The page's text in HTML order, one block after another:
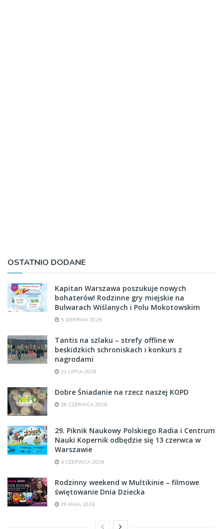
OSTATNIO DODANE
Kapitan Warszawa poszukuje nowych
bohaterów! Rodzinne gry miejskie na
Bulwarach Wiślanych i Polu Mokotowskim
5 SIERPNIA 2026
Tantis na szlaku – strefy offline w
beskidzkich schroniskach i konkurs z
nagrodami
21 LIPCA 2026
Dobre Śniadanie na rzecz naszej KOPD
28 CZERWCA 2026
29. Piknik Naukowy Polskiego Radia i Centrum
Nauki Kopernik odbędzie się 13 czerwca w
Warszawie
4 CZERWCA 2026
Rodzinny weekend w Multikinie – filmowe
świętowanie Dnia Dziecka
29 MAJA 2026